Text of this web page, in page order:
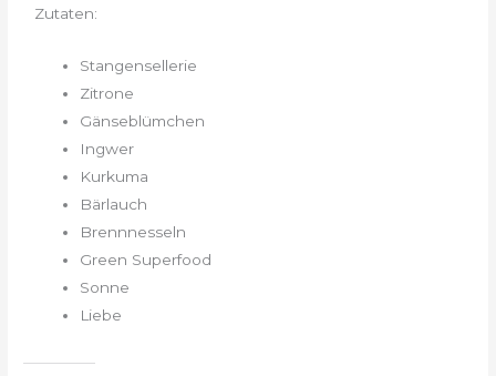
Zutaten:
Stangensellerie
Zitrone
Gänseblümchen
Ingwer
Kurkuma
Bärlauch
Brennnesseln
Green Superfood
Sonne
Liebe